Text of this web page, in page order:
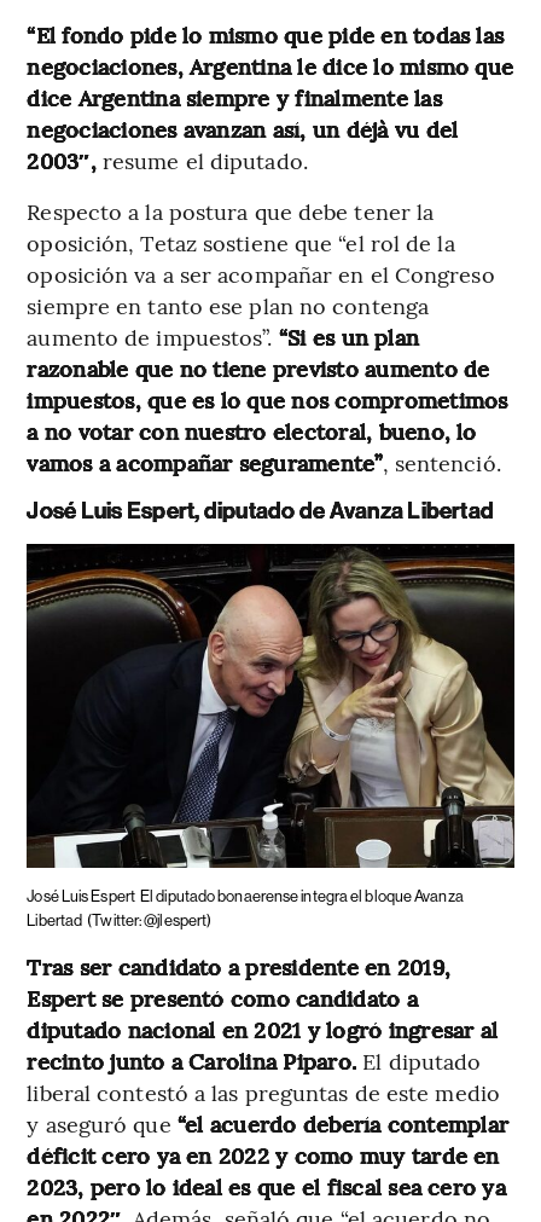
“El fondo pide lo mismo que pide en todas las
negociaciones, Argentina le dice lo mismo que
dice Argentina siempre y finalmente las
negociaciones avanzan así, un déjà vu del
2003″,resume el diputado.
Respecto a la postura que debe tener la
oposición, Tetaz sostiene que “el rol de la
oposición va a ser acompañar en el Congreso
siempre en tanto ese plan no contenga
aumento de impuestos”. “Si es un plan
razonable que no tiene previsto aumento de
impuestos, que es lo que nos comprometimos
a no votar con nuestro electoral, bueno, lo
vamos a acompañar seguramente”, sentenció.
José Luis Espert, diputado de Avanza Libertad
José Luis Espert El diputado bonaerense integra el bloque Avanza
Libertad (Twitter: @jlespert)
Tras ser candidato a presidente en 2019,
Espert se presentó como candidato a
diputado nacional en 2021 y logró ingresar al
recinto junto a Carolina Piparo. El diputado
liberal contestó a las preguntas de este medio
y aseguró que “el acuerdo debería contemplar
déficit cero ya en 2022 y como muy tarde en
2023, pero lo ideal es que el fiscal sea cero ya